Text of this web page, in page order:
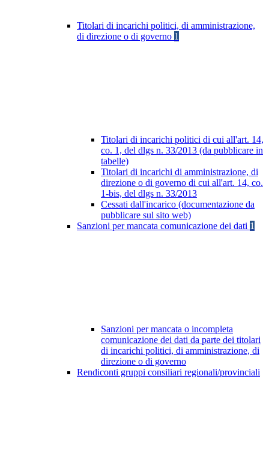
Titolari di incarichi politici, di amministrazione,
di direzione o di governo 1
Titolari di incarichi politici di cui all'art. 14,
co. 1, del dlgs n. 33/2013 (da pubblicare in
tabelle)
Titolari di incarichi di amministrazione, di
direzione o di governo di cui all'art. 14, co.
1-bis, del dlgs n. 33/2013
Cessati dall'incarico (documentazione da
pubblicare sul sito web)
Sanzioni per mancata comunicazione dei dati 1
Sanzioni per mancata o incompleta
comunicazione dei dati da parte dei titolari
di incarichi politici, di amministrazione, di
direzione o di governo
Rendiconti gruppi consiliari regionali/provinciali